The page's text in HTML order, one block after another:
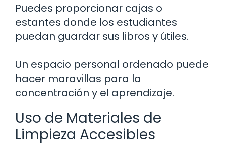
Puedes proporcionar cajas o
estantes donde los estudiantes
puedan guardar sus libros y útiles.
Un espacio personal ordenado puede
hacer maravillas para la
concentración y el aprendizaje.
Uso de Materiales de
Limpieza Accesibles